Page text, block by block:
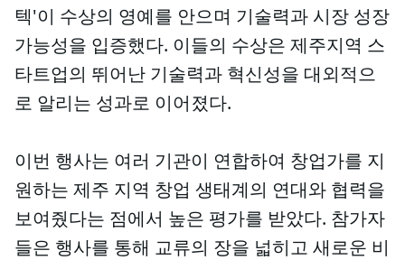
텍'이 수상의 영예를 안으며 기술력과 시장 성장
가능성을 입증했다. 이들의 수상은 제주지역 스
타트업의 뛰어난 기술력과 혁신성을 대외적으
로 알리는 성과로 이어졌다.
이번 행사는 여러 기관이 연합하여 창업가를 지
원하는 제주 지역 창업 생태계의 연대와 협력을
보여줬다는 점에서 높은 평가를 받았다. 참가자
들은 행사를 통해 교류의 장을 넓히고 새로운 비